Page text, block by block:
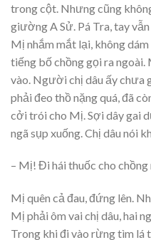
trong cột. Nhưng cũng
giường A Sử. Pá Tra, tay
Mị nhắm mắt lại, không
tiếng bố chồng gọi ra ngoài.
vào. Người chị dâu ấy chưa
phải đeo thồ nặng quá, đã
cởi trói cho Mị. Sợi dây gai
ngã sụp xuống. Chị dâu nói
– Mị! Đi hái thuốc cho chồng
Mị quên cả đau, đứng lên.
Mị phải ôm vai chị dâu, hai
Trong khi đi vào rừng tìm lá